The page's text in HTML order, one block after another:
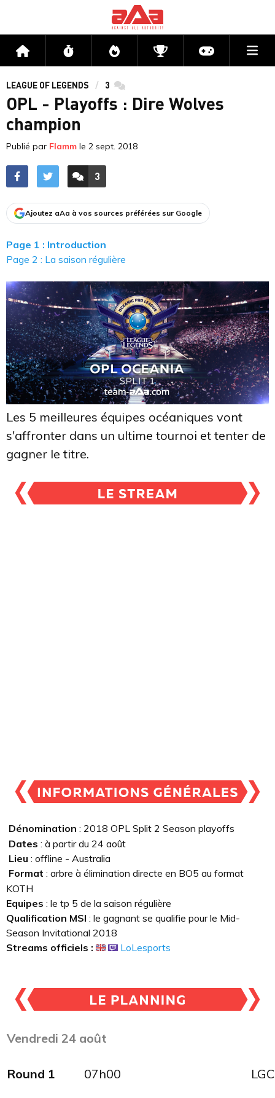
Accueil Flux Directs CompétitionsActu jeux
LEAGUE OF LEGENDS 3 commentaires
OPL - Playoffs : Dire Wolves
champion
Publié par Flamm le 2 sept. 2018
ACCÉDER AUX
3
COMMENTAIRES
Ajoutez aAa à vos sources préférées sur Google
Page 1 : Introduction
Page 2 : La saison régulière
Les 5 meilleures équipes océaniques vont
s'affronter dans un ultime tournoi et tenter de
gagner le titre.
Dénomination : 2018 OPL Split 2 Season playoffs
Dates : à partir du 24 août
Lieu : offline - Australia
Format : arbre à élimination directe en BO5 au format
KOTH
Equipes : le tp 5 de la saison régulière
Qualification MSI : le gagnant se qualifie pour le Mid-
Season Invitational 2018
Streams officiels :
LoLesports
Vendredi 24 août
Round 1 07h00 LGC